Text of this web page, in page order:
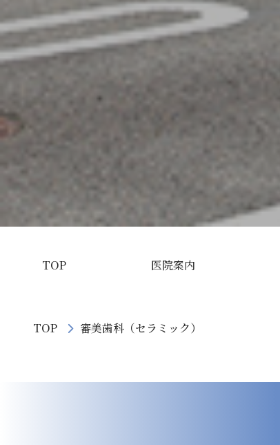
TOP 医院案内
TOP 審美歯科（セラミック）